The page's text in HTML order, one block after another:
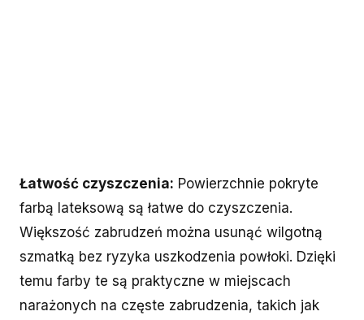
Łatwość czyszczenia: Powierzchnie pokryte
farbą lateksową są łatwe do czyszczenia.
Większość zabrudzeń można usunąć wilgotną
szmatką bez ryzyka uszkodzenia powłoki. Dzięki
temu farby te są praktyczne w miejscach
narażonych na częste zabrudzenia, takich jak